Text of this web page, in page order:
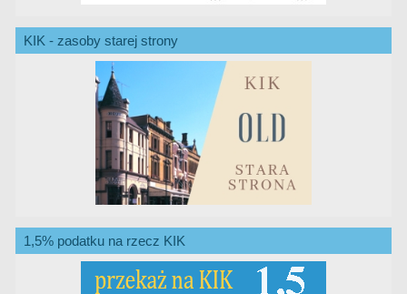
KIK - zasoby starej strony
1,5% podatku na rzecz KIK